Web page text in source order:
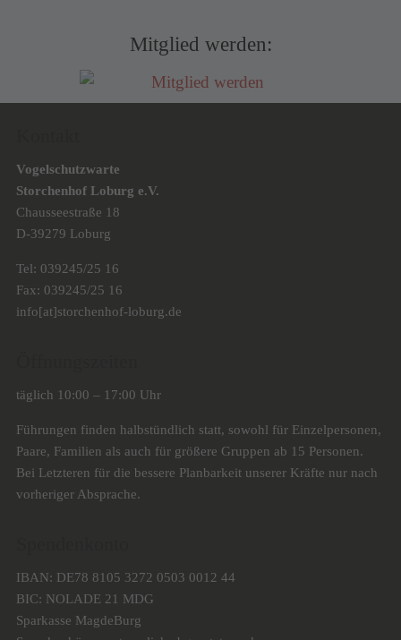
Mitglied werden:
Vogelschutzwarte
Storchenhof Loburg e.V.
Chausseestraße 18
D-39279 Loburg
Tel: 039245/25 16
Fax: 039245/25 16
info[at]storchenhof-loburg.de
täglich 10:00 – 17:00 Uhr
Führungen finden halbstündlich statt, sowohl für Einzelpersonen,
Paare, Familien als auch für größere Gruppen ab 15 Personen.
Bei Letzteren für die bessere Planbarkeit unserer Kräfte nur nach
vorheriger Absprache.
IBAN: DE78 8105 3272 0503 0012 44
BIC: NOLADE 21 MDG
Sparkasse MagdeBurg